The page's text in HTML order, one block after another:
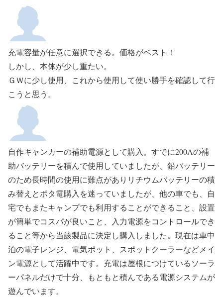
充電容量が任意に選択できる。価格がベスト！
しかし、本体が少し重たい。
ＧＷに少し使用、これから使用して使い勝手を確認して行
こうと思う。
自作キャンカーの補助電源として購入。すでに200Aの補
助バッテリーを積んで使用していましたが、鉛バッテリー
のため長時間の使用に難点がありリチウムバッテリーの積
み替えとポタ電購入を迷っていましたが、他の車でも、自
宅でもまたキャンプでも利用することができること、設置
が簡単でコスパが良いこと、入力電源をコントロールでき
ること等から当該製品に決定し購入しました。現在は車中
泊の電子レンジ、電気ポット、スポットクーラーなどメイ
ン電源として活躍中です。充電は屋根につけているソーラ
ーパネルだけで十分、もともと積んである電源システムが
遊んでいます。